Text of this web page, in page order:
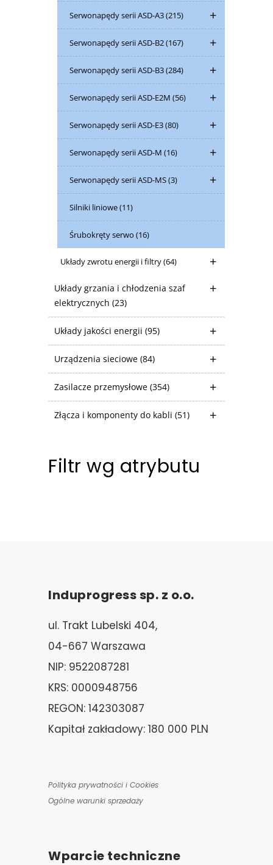
Serwonapędy serii ASD-A3(215)
Serwonapędy serii ASD-B2(167)
Serwonapędy serii ASD-B3(284)
Serwonapędy serii ASD-E2M (56)
Serwonapędy serii ASD-E3(80)
Serwonapędy serii ASD-M (16)
Serwonapędy serii ASD-MS(3)
Silniki liniowe(11)
Śrubokręty serwo (16)
Układy zwrotu energii i filtry(64)
Układy grzania i chłodzenia szaf
elektrycznych (23)
Układy jakości energii (95)
Urządzenia sieciowe (84)
Zasilacze przemysłowe (354)
Złącza i komponenty do kabli (51)
Filtr wg atrybutu
Induprogress sp. z o.o.
ul. Trakt Lubelski 404,
04-667 Warszawa
NIP: 9522087281
KRS: 0000948756
REGON: 142303087
Kapitał zakładowy: 180 000 PLN
Polityka prywatności i Cookies
Ogólne warunki sprzedaży
Wparcie techniczne